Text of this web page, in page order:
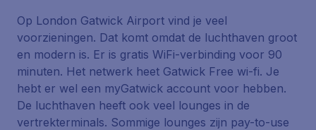
Op London Gatwick Airport vind je veel
voorzieningen. Dat komt omdat de luchthaven groot
en modern is. Er is gratis WiFi-verbinding voor 90
minuten. Het netwerk heet Gatwick Free wi-fi. Je
hebt er wel een myGatwick account voor hebben.
De luchthaven heeft ook veel lounges in de
vertrekterminals. Sommige lounges zijn pay-to-use